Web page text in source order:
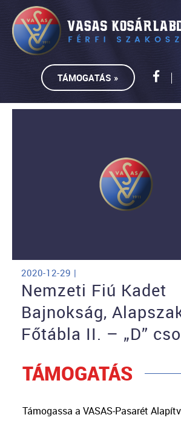
TÁMOGATÁS »
2020-12-29 |
Nemzeti Fiú Kadet
Bajnokság,
Főtábla II. – „D”
TÁMOGATÁS
Támogassa a VASAS-Pasarét